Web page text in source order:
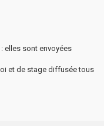
: elles sont envoyées
et de stage diffusée tous